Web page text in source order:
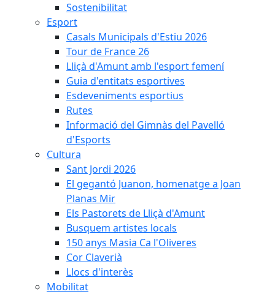
Sostenibilitat
Esport
Casals Municipals d'Estiu 2026
Tour de France 26
Lliçà d'Amunt amb l'esport femení
Guia d'entitats esportives
Esdeveniments esportius
Rutes
Informació del Gimnàs del Pavelló
d'Esports
Cultura
Sant Jordi 2026
El gegantó Juanon, homenatge a Joan
Planas Mir
Els Pastorets de Lliçà d'Amunt
Busquem artistes locals
150 anys Masia Ca l'Oliveres
Cor Claverià
Llocs d'interès
Mobilitat